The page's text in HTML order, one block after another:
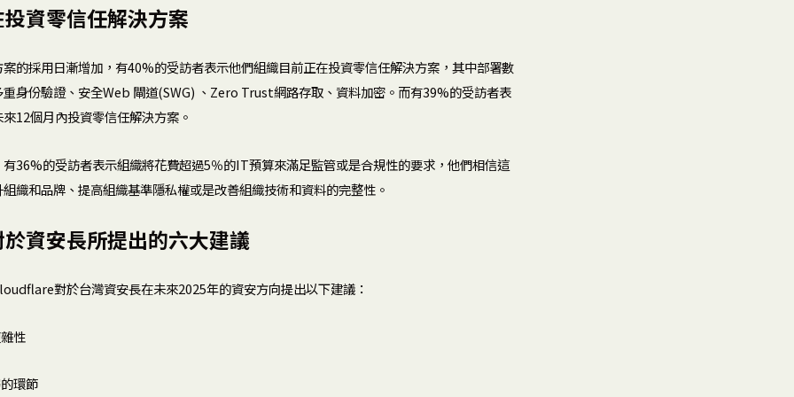
資零信任解決方案
的採用日漸增加，有40%的受訪者表示他們組織目前正在投資零信任解決方案，其中部署數
身份驗證、安全Web 閘道(SWG) 、Zero Trust網路存取、資料加密。而有39%的受訪者表
12個月內投資零信任解決方案。
36%的受訪者表示組織將花費超過5％的IT預算來滿足監管或是合規性的要求，他們相信這
織和品牌、提高組織基準隱私權或是改善組織技術和資料的完整性。
資安長所提出的六大建議
對於台灣資安長在未來2025年的資安方向提出以下建議：
性
環節